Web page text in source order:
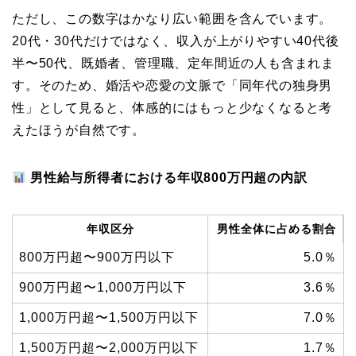
ただし、この数字はかなり広い範囲を含んでいます。
20代・30代だけではなく、収入が上がりやすい40代後
半〜50代、既婚者、管理職、定年間近の人も含まれま
す。そのため、婚活や恋愛の文脈で「同年代の独身男
性」として見ると、体感的にはもっと少なくなると考
えたほうが自然です。
男性給与所得者における年収800万円超の内訳
年収区分 男性全体に占める割合
800万円超〜900万円以下 5.0％
900万円超〜1,000万円以下 3.6％
1,000万円超〜1,500万円以下 7.0％
1,500万円超〜2,000万円以下 1.7％